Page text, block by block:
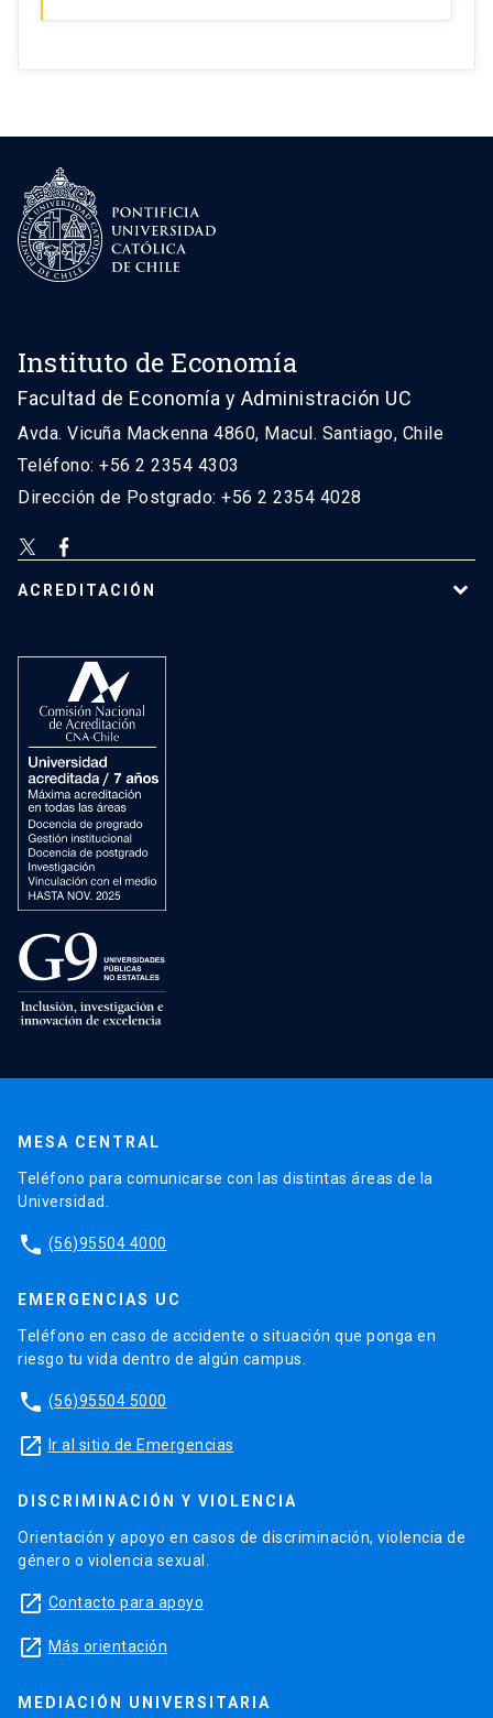
Instituto de Economía
Facultad de Economía y Administración UC
Avda. Vicuña Mackenna 4860, Macul. Santiago, Chile
Teléfono: +56 2 2354 4303
Dirección de Postgrado: +56 2 2354 4028
ACREDITACIÓN
MESA CENTRAL
Teléfono para comunicarse con las distintas áreas de la
Universidad.
phone (56)95504 4000
EMERGENCIAS UC
Teléfono en caso de accidente o situación que ponga en
riesgo tu vida dentro de algún campus.
phone (56)95504 5000
launch Ir al sitio de Emergencias
DISCRIMINACIÓN Y VIOLENCIA
Orientación y apoyo en casos de discriminación, violencia de
género o violencia sexual.
launch Contacto para apoyo
launch Más orientación
MEDIACIÓN UNIVERSITARIA